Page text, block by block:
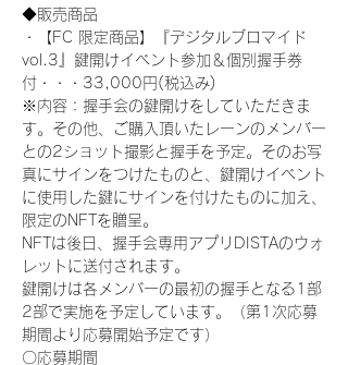
◆販売商品
・【FC 限定商品】『デジタルブロマイド
vol.3』鍵開けイベント参加＆個別握手券
付・・・33,000円(税込み)
※内容：握手会の鍵開けをしていただきま
す。その他、ご購入頂いたレーンのメンバー
との2ショット撮影と握手を予定。そのお写
真にサインをつけたものと、鍵開けイベント
に使用した鍵にサインを付けたものに加え、
限定のNFTを贈呈。
NFTは後日、握手会専用アプリDISTAのウォ
レットに送付されます。
鍵開けは各メンバーの最初の握手となる1部
2部で実施を予定しています。（第1次応募
期間より応募開始予定です）
〇応募期間